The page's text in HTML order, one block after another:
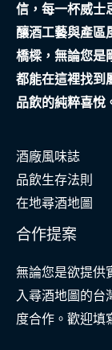
信，每一杯威士
釀酒工藝與產區
橋樑，無論您是
都能在這裡找到
品飲的純粹喜悅
酒廠風味誌
品飲生存法則
在地尋酒地圖
合作提案
無論您是欲提供
入尋酒地圖的台
度合作。歡迎填